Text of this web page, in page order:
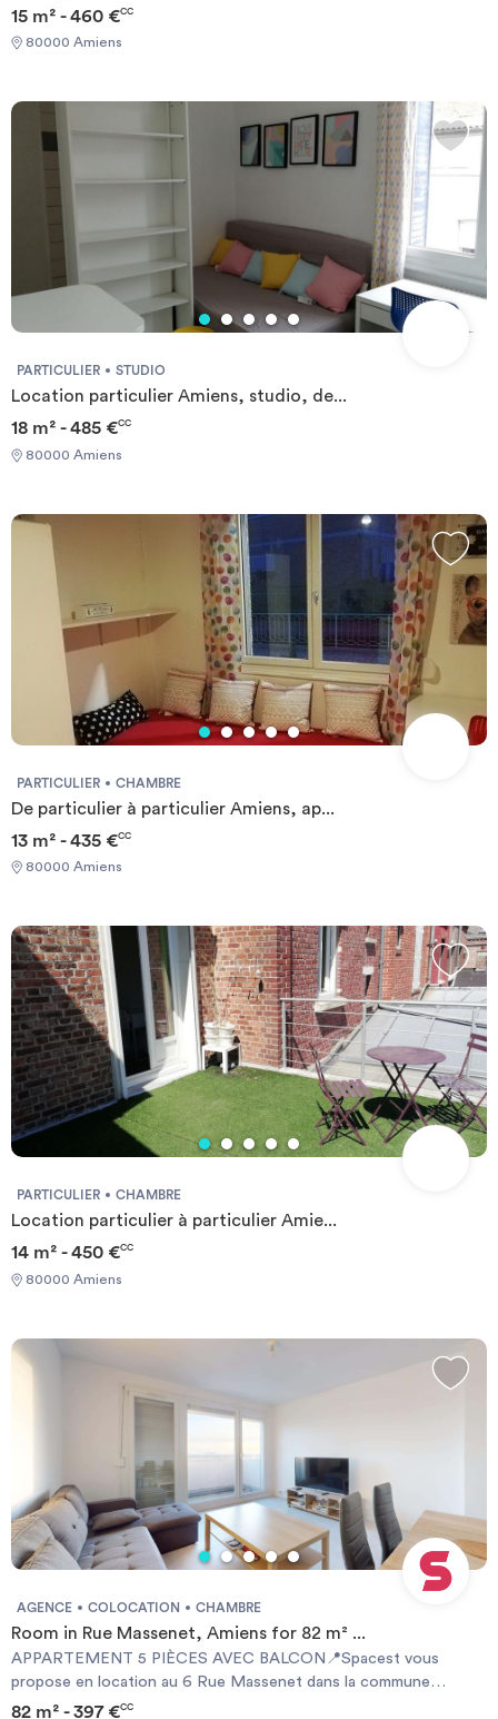
15 m² - 460 €CC
80000 Amiens
PARTICULIER STUDIO
Location particulier Amiens, studio, de...
18 m² - 485 €CC
80000 Amiens
PARTICULIER CHAMBRE
De particulier à particulier Amiens, ap...
13 m² - 435 €CC
80000 Amiens
PARTICULIER CHAMBRE
Location particulier à particulier Amie...
14 m² - 450 €CC
80000 Amiens
AGENCE COLOCATION CHAMBRE
Room in Rue Massenet, Amiens for 82 m² ...
APPARTEMENT 5 PIÈCES AVEC BALCON📍Spacest vous
propose en location au 6 Rue Massenet dans la commune
d'Amiens (80080) cette colocation de 4 chambres 82 m².💤LA
82 m² - 397 €CC